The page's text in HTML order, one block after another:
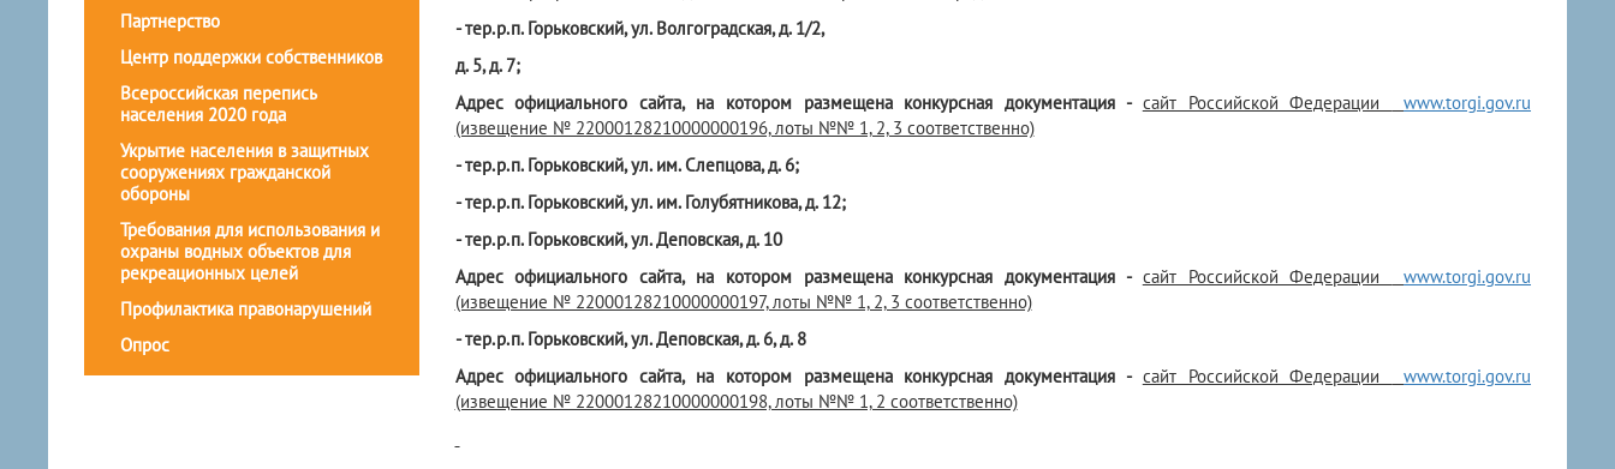
Партнерство
Центр поддержки собственников
Всероссийская перепись
населения 2020 года
Укрытие населения в защитных
сооружениях гражданской
обороны
Требования для использования и
охраны водных объектов для
рекреационных целей
Профилактика правонарушений
Опрос
- тер.р.п. Горьковский, ул. Волгоградская, д. 1/2,
д. 5, д. 7;
Адрес официального сайта, на котором размещена конкурсная документация - сайт Российской Федерации
www.torgi.gov.ru
(извещение № 22000128210000000196, лоты №№ 1, 2, 3 соответственно)
- тер.р.п. Горьковский, ул. им. Слепцова, д. 6;
- тер.р.п. Горьковский, ул. им. Голубятникова, д. 12;
- тер.р.п. Горьковский, ул. Деповская, д. 10
Адрес официального сайта, на котором размещена конкурсная документация - сайт Российской Федерации
www.torgi.gov.ru
(извещение № 22000128210000000197, лоты №№ 1, 2, 3 соответственно)
- тер.р.п. Горьковский, ул. Деповская, д. 6, д. 8
Адрес официального сайта, на котором размещена конкурсная документация - сайт Российской Федерации
www.torgi.gov.ru
(извещение № 22000128210000000198, лоты №№ 1, 2 соответственно)